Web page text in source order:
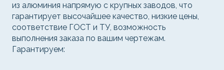
из алюминия напрямую с крупных заводов, что
гарантирует высочайшее качество, низкие цены,
соответствие ГОСТ и ТУ, возможность
выполнения заказа по вашим чертежам.
Гарантируем: